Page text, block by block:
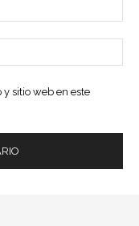
sitio web en este